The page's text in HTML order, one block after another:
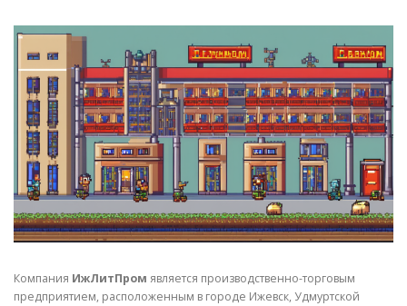
СВОЙСТВА МЕТАЛЛОВ СОРТА МЕТАЛЛОВ
СТАТЬИ
Компания ИжЛитПром является производственно-торговым
предприятием, расположенным в городе Ижевск, Удмуртской